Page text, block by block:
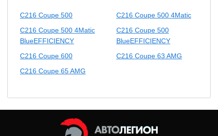
C216 Coupe 500
C216 Coupe 500 4Matic
C216 Coupe 500 4Matic
BlueEFFICIENCY
C216 Coupe 500
BlueEFFICIENCY
C216 Coupe 600
C216 Coupe 63 AMG
C216 Coupe 65 AMG